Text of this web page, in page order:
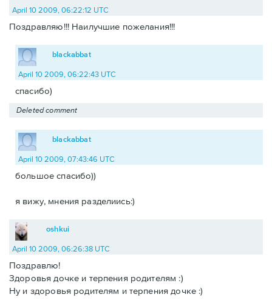
April 10 2009, 06:22:12 UTC
Поздравляю!!! Наилучшие пожелания!!!
blackabbat
April 10 2009, 06:22:43 UTC
спасибо)
Deleted comment
blackabbat
April 10 2009, 07:43:46 UTC
большое спасибо))
я вижу, мнения разделиись:)
oshkui
April 10 2009, 06:26:38 UTC
Поздравлю!
Здоровья дочке и терпения родителям :)
Ну и здоровья родителям и терпения дочке :)